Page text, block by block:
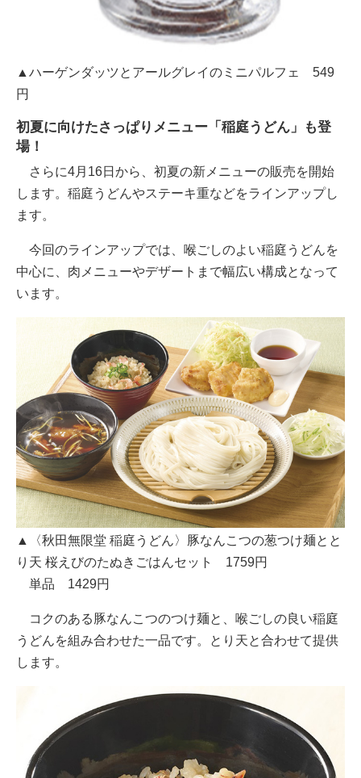
▲ハーゲンダッツとアールグレイのミニパルフェ 549
円
初夏に向けたさっぱりメニュー「稲庭うどん」も登
場！
さらに4月16日から、初夏の新メニューの販売を開始
します。稲庭うどんやステーキ重などをラインアップし
ます。
今回のラインアップでは、喉ごしのよい稲庭うどんを
中心に、肉メニューやデザートまで幅広い構成となって
います。
▲〈秋田無限堂 稲庭うどん〉豚なんこつの葱つけ麺とと
り天 桜えびのたぬきごはんセット 1759円
単品 1429円
コクのある豚なんこつのつけ麺と、喉ごしの良い稲庭
うどんを組み合わせた一品です。とり天と合わせて提供
します。